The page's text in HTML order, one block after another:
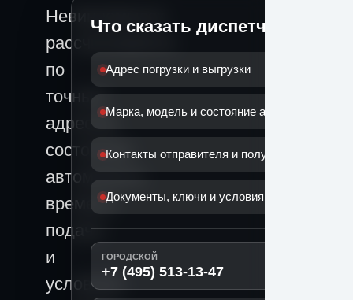
Невинномысск
рассчитывается
по
точным
адресам,
состоянию
автомобиля,
времени
подачи
и
условиям
Что сказать диспетчеру
Адрес погрузки и выгрузки
Марка, модель и состояние автомобиля
Контакты отправителя и получателя
Документы, ключи и условия передачи
ГОРОДСКОЙ
+7 (495) 513-13-47